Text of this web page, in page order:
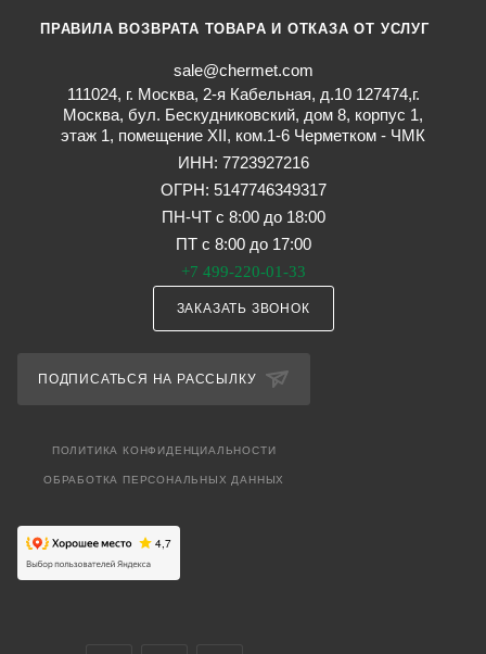
ПРАВИЛА ВОЗВРАТА ТОВАРА И ОТКАЗА ОТ УСЛУГ
sale@chermet.com
111024, г. Москва, 2-я Кабельная, д.10 127474,г.
Москва, бул. Бескудниковский, дом 8, корпус 1,
этаж 1, помещение XII, ком.1-6 Черметком - ЧМК
ИНН: 7723927216
ОГРН: 5147746349317
ПН-ЧТ с 8:00 до 18:00
ПТ с 8:00 до 17:00
+7 499-220-01-33
ЗАКАЗАТЬ ЗВОНОК
ПОДПИСАТЬСЯ НА РАССЫЛКУ
ПОЛИТИКА КОНФИДЕНЦИАЛЬНОСТИ
ОБРАБОТКА ПЕРСОНАЛЬНЫХ ДАННЫХ